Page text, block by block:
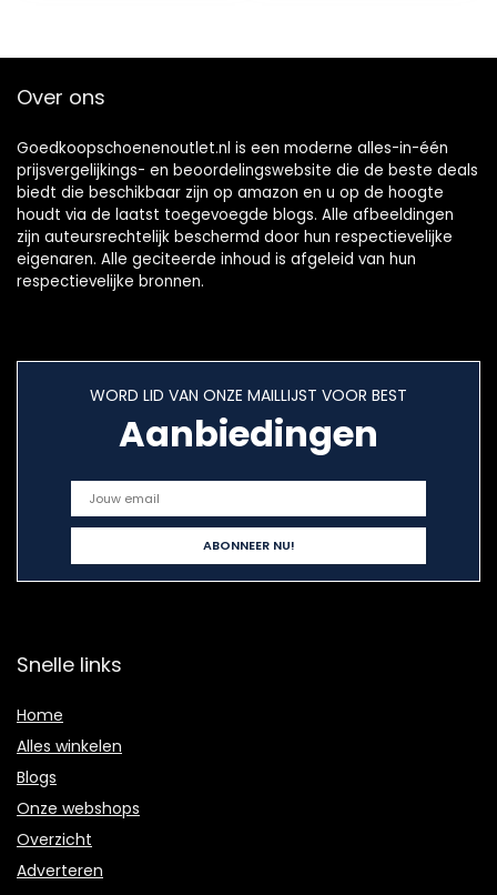
Over ons
Goedkoopschoenenoutlet.nl is een moderne alles-in-één
prijsvergelijkings- en beoordelingswebsite die de beste deals
biedt die beschikbaar zijn op amazon en u op de hoogte
houdt via de laatst toegevoegde blogs. Alle afbeeldingen
zijn auteursrechtelijk beschermd door hun respectievelijke
eigenaren. Alle geciteerde inhoud is afgeleid van hun
respectievelijke bronnen.
WORD LID VAN ONZE MAILLIJST VOOR BEST
Aanbiedingen
Snelle links
Home
Alles winkelen
Blogs
Onze webshops
Overzicht
Adverteren